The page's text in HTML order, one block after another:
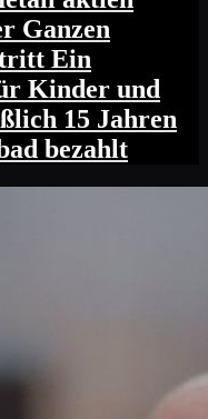
Ganzen
Ein
Kinder und
15 Jahren
bezahlt